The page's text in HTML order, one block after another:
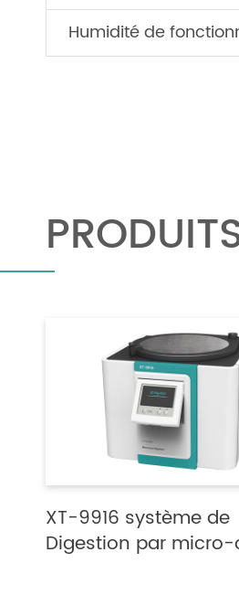
Humidité de
XT-9916 système de
Digestion par